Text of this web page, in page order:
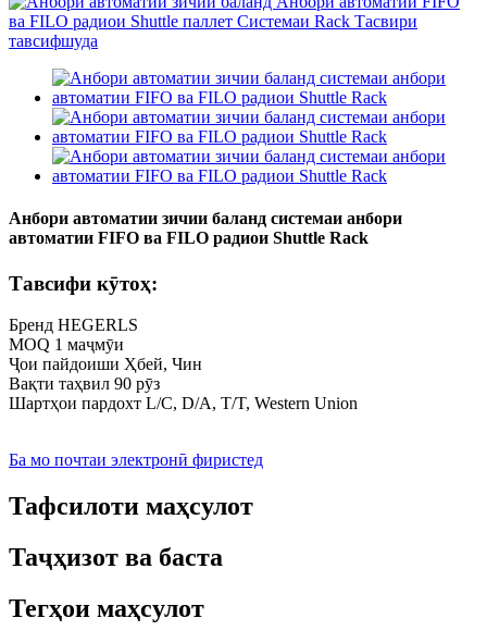
Анбори автоматии зичии баланд системаи анбори
автоматии FIFO ва FILO радиои Shuttle Rack
Тавсифи кӯтоҳ:
Бренд HEGERLS
MOQ 1 маҷмӯи
Ҷои пайдоиши Ҳбей, Чин
Вақти таҳвил 90 рӯз
Шартҳои пардохт L/C, D/A, T/T, Western Union
Ба мо почтаи электронӣ фиристед
Тафсилоти маҳсулот
Таҷҳизот ва баста
Тегҳои маҳсулот